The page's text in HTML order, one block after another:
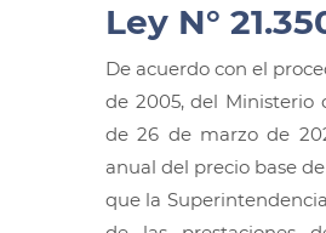
Ley N°
De acuerdo con el
de 2005, del Ministerio
de 26 de marzo de
anual del precio base
que la